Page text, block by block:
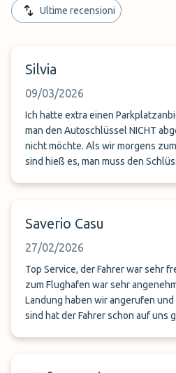
Ultime recensioni
Silvia
09/03/2026
Ich hatte extra einen
man den Autoschlüssel NICHT
nicht möchte. Als wir morgens
sind hieß es, man muss den
mitnehmen und mir einen
fuhren wir los, aber nicht zum
anderen Prakplatz, um weitere
war dann chaotisch, weil die
hatte, um das Fahrzeug
und auch mit dem Fahrer zu
Saverio Casu
27/02/2026
Top Service, der Fahrer war sehr
zum Flughafen war sehr
Landung haben wir angerufen
sind hat der Fahrer schon auf uns